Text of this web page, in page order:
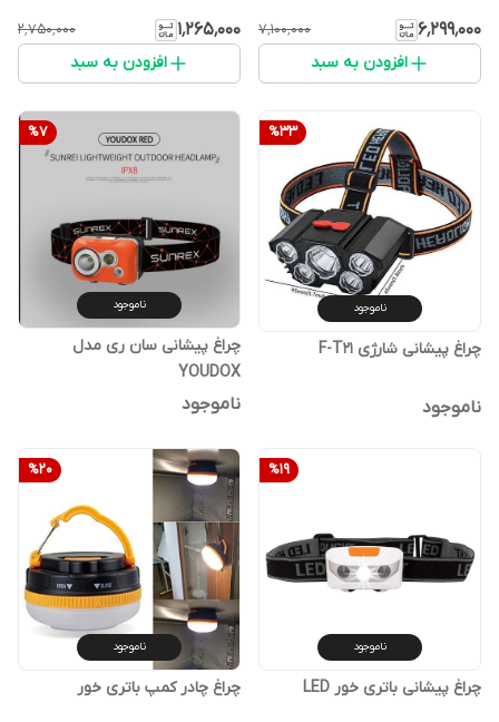
۶٬۲۹۹٬۰۰۰ ۷٬۱۰۰٬۰۰۰
افزودن به سبد
۱٬۲۶۵٬۰۰۰ ۲٬۷۵۰٬۰۰۰
افزودن به سبد
%33
ناموجود
چراغ پیشانی شارژی F-T21
ناموجود
%7
ناموجود
چراغ پیشانی سان ری مدل
YOUDOX
ناموجود
%19
ناموجود
چراغ پیشانی باتری خور LED
%20
ناموجود
چراغ چادر کمپ باتری خور